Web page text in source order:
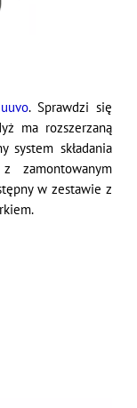
. Sprawdzi się
ma rozszerzaną
system składania
zamontowanym
w zestawie z